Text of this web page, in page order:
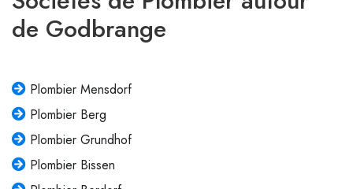
de Godbrange
Plombier Mensdorf
Plombier Berg
Plombier Grundhof
Plombier Bissen